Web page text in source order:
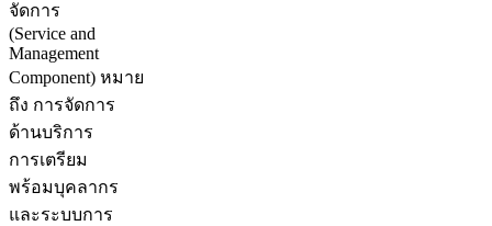
จัดการ
(Service and
Management
Component) หมาย
ถึง การจัดการ
ด้านบริการ
การเตรียม
พร้อมบุคลากร
และระบบการ